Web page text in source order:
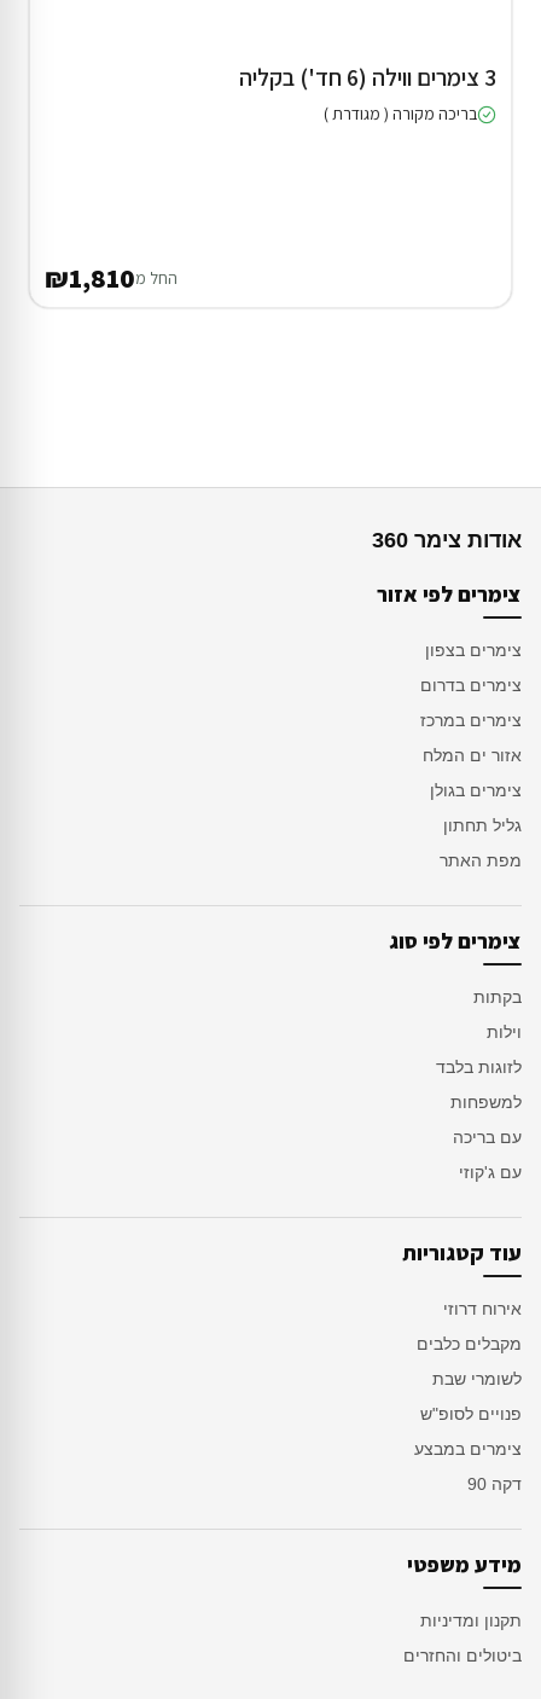
3 צימרים ווילה (6 חד') בקליה
בריכה מקורה ( מגודרת )
החל מ₪1,810
אודות צימר 360
צימרים לפי אזור
צימרים בצפון
צימרים בדרום
צימרים במרכז
אזור ים המלח
צימרים בגולן
גליל תחתון
מפת האתר
צימרים לפי סוג
בקתות
וילות
לזוגות בלבד
למשפחות
עם בריכה
עם ג'קוזי
עוד קטגוריות
אירוח דרוזי
מקבלים כלבים
לשומרי שבת
פנויים לסופ"ש
צימרים במבצע
דקה 90
מידע משפטי
תקנון ומדיניות
ביטולים והחזרים